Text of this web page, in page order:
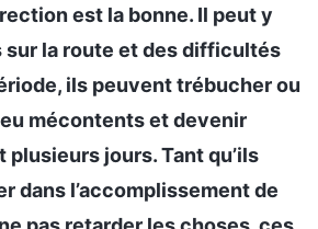
est la bonne. Il peut y
sur la route et des difficultés
ils peuvent trébucher ou
mécontents et devenir
jours. Tant qu’ils
dans l’accomplissement de